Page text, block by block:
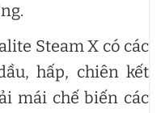
Steam X có các
hấp, chiên kết
mái chế biến các